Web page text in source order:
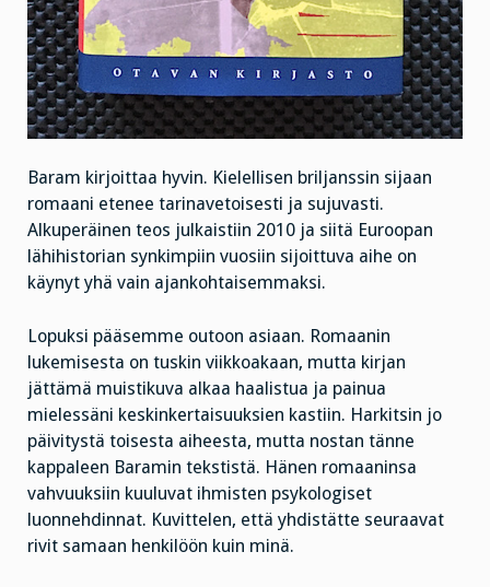
Baram kirjoittaa hyvin. Kielellisen briljanssin sijaan
romaani etenee tarinavetoisesti ja sujuvasti.
Alkuperäinen teos julkaistiin 2010 ja siitä Euroopan
lähihistorian synkimpiin vuosiin sijoittuva aihe on
käynyt yhä vain ajankohtaisemmaksi.
Lopuksi pääsemme outoon asiaan. Romaanin
lukemisesta on tuskin viikkoakaan, mutta kirjan
jättämä muistikuva alkaa haalistua ja painua
mielessäni keskinkertaisuuksien kastiin. Harkitsin jo
päivitystä toisesta aiheesta, mutta nostan tänne
kappaleen Baramin tekstistä. Hänen romaaninsa
vahvuuksiin kuuluvat ihmisten psykologiset
luonnehdinnat. Kuvittelen, että yhdistätte seuraavat
rivit samaan henkilöön kuin minä.